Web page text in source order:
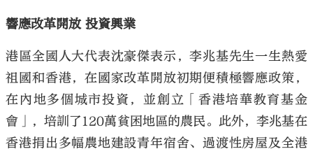
響應改革開放 投資興業
港區全國人大代表沈豪傑表示，李兆基先生一生熱愛
祖國和香港，在國家改革開放初期便積極響應政策，
在內地多個城市投資，並創立「香港培華教育基金
會」，培訓了120萬貧困地區的農民。此外，李兆基在
香港捐出多幅農地建設青年宿舍、過渡性房屋及全港